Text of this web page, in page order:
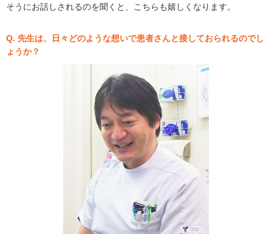
そうにお話しされるのを聞くと、こちらも嬉しくなります。
Q. 先生は、日々どのような想いで患者さんと接しておられるのでし
ょうか？